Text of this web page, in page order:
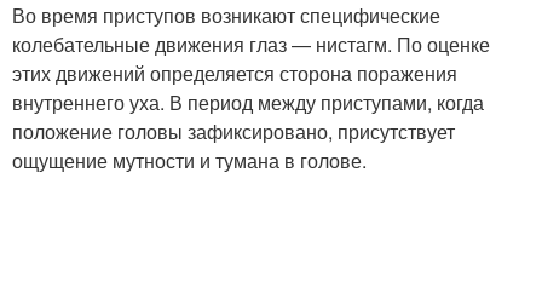
Во время приступов возникают специфические
колебательные движения глаз — нистагм. По оценке
этих движений определяется сторона поражения
внутреннего уха. В период между приступами, когда
положение головы зафиксировано, присутствует
ощущение мутности и тумана в голове.